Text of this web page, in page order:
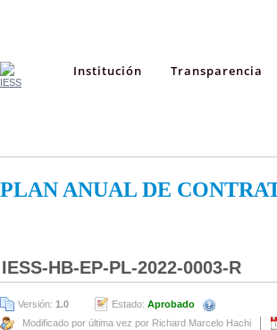
Institución Transparencia
PLAN ANUAL DE
IESS-HB-EP-PL-2022-0003-R
Versión: 1.0 Estado: Aprobado
Modificado por última vez por Richard Marcelo Hachi